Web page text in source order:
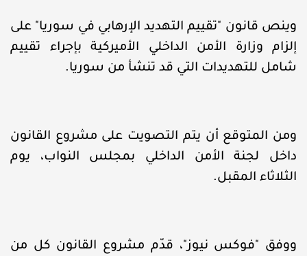
وينص قانون "تقييم التهديد الإرهابي في سوريا" على
إلزام وزارة الأمن الداخلي الأميركية بإجراء تقييم
شامل للتهديدات التي قد تنشأ من سوريا.
ومن المتوقع أن يتم التصويت على مشروع القانون
داخل لجنة الأمن الداخلي بمجلس النواب، يوم
الثلاثاء المقبل.
ووفق "فوكس نيوز"، قدّم مشروع القانون كل من